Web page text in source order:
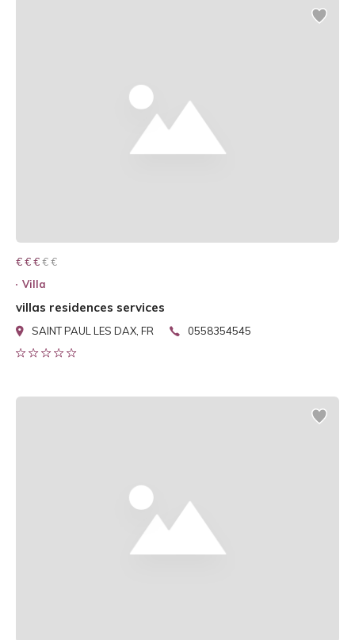
€ € € € €
€ € €
Villa
villas residences services
SAINT PAUL LES DAX, FR 0558354545